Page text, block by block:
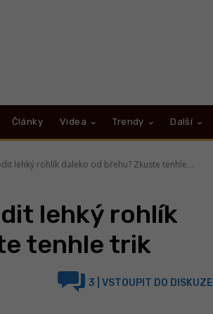
Články Videa Trendy Další
lehký rohlík daleko od břehu? Zkuste tenhle...
lehký rohlík
tenhle trik
3 | VSTOUPIT DO DISKUZE